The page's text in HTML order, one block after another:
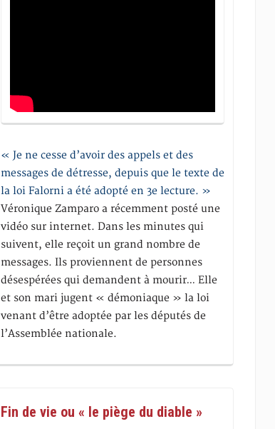
« Je ne cesse d’avoir des appels et des
messages de détresse, depuis que le texte de
la loi Falorni a été adopté en 3e lecture. »
Véronique Zamparo a récemment posté une
vidéo sur internet. Dans les minutes qui
suivent, elle reçoit un grand nombre de
messages. Ils proviennent de personnes
désespérées qui demandent à mourir… Elle
et son mari jugent « démoniaque » la loi
venant d’être adoptée par les députés de
l’Assemblée nationale.
Fin de vie ou « le piège du diable »